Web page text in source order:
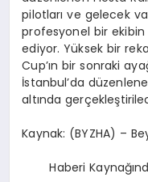
pilotları ve gelecek
profesyonel bir
ediyor. Yüksek bir
Cup’ın bir sonraki
İstanbul’da
altında
Kaynak: (BYZHA) –
Haberi